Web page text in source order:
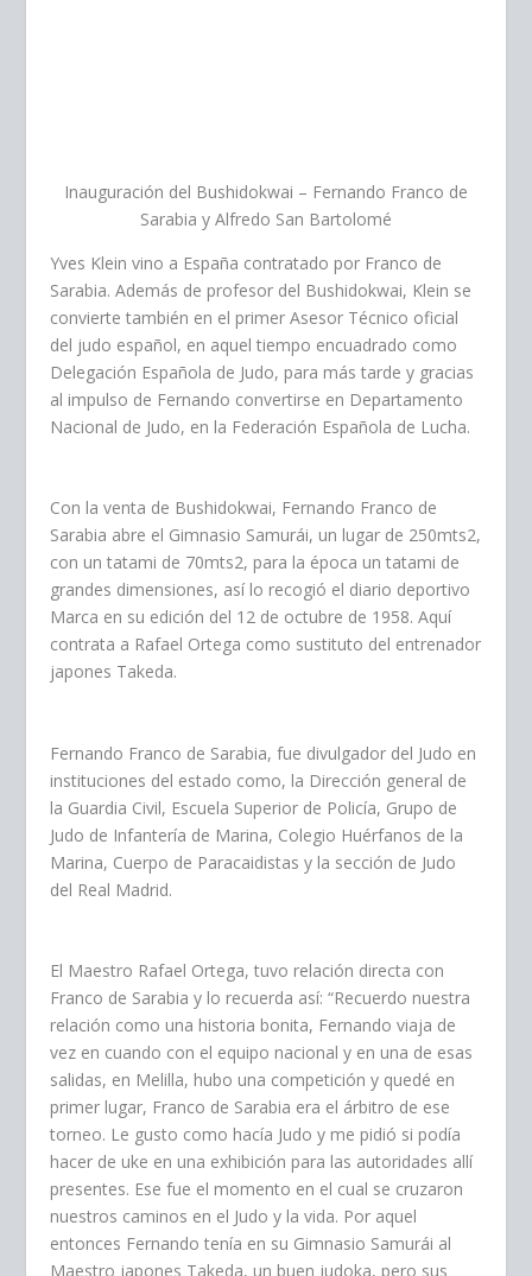
Inauguración del Bushidokwai – Fernando Franco de
Sarabia y Alfredo San Bartolomé
Yves Klein vino a España contratado por Franco de
Sarabia. Además de profesor del Bushidokwai, Klein se
convierte también en el primer Asesor Técnico oficial
del judo español, en aquel tiempo encuadrado como
Delegación Española de Judo, para más tarde y gracias
al impulso de Fernando convertirse en Departamento
Nacional de Judo, en la Federación Española de Lucha.
Con la venta de Bushidokwai, Fernando Franco de
Sarabia abre el Gimnasio Samurái, un lugar de 250mts2,
con un tatami de 70mts2, para la época un tatami de
grandes dimensiones, así lo recogió el diario deportivo
Marca en su edición del 12 de octubre de 1958. Aquí
contrata a Rafael Ortega como sustituto del entrenador
japones Takeda.
Fernando Franco de Sarabia, fue divulgador del Judo en
instituciones del estado como, la Dirección general de
la Guardia Civil, Escuela Superior de Policía, Grupo de
Judo de Infantería de Marina, Colegio Huérfanos de la
Marina, Cuerpo de Paracaidistas y la sección de Judo
del Real Madrid.
El Maestro Rafael Ortega, tuvo relación directa con
Franco de Sarabia y lo recuerda así: “Recuerdo nuestra
relación como una historia bonita, Fernando viaja de
vez en cuando con el equipo nacional y en una de esas
salidas, en Melilla, hubo una competición y quedé en
primer lugar, Franco de Sarabia era el árbitro de ese
torneo. Le gusto como hacía Judo y me pidió si podía
hacer de uke en una exhibición para las autoridades allí
presentes. Ese fue el momento en el cual se cruzaron
nuestros caminos en el Judo y la vida. Por aquel
entonces Fernando tenía en su Gimnasio Samurái al
Maestro japones Takeda, un buen judoka, pero sus